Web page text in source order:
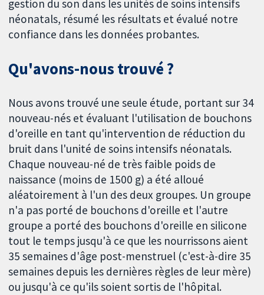
gestion du son dans les unités de soins intensifs
néonatals, résumé les résultats et évalué notre
confiance dans les données probantes.
Qu'avons-nous trouvé ?
Nous avons trouvé une seule étude, portant sur 34
nouveau-nés et évaluant l'utilisation de bouchons
d'oreille en tant qu'intervention de réduction du
bruit dans l'unité de soins intensifs néonatals.
Chaque nouveau-né de très faible poids de
naissance (moins de 1500 g) a été alloué
aléatoirement à l'un des deux groupes. Un groupe
n'a pas porté de bouchons d'oreille et l'autre
groupe a porté des bouchons d'oreille en silicone
tout le temps jusqu'à ce que les nourrissons aient
35 semaines d'âge post-menstruel (c'est-à-dire 35
semaines depuis les dernières règles de leur mère)
ou jusqu'à ce qu'ils soient sortis de l'hôpital.